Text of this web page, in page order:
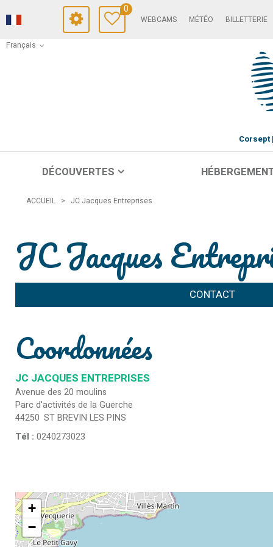
Français
0
WEBCAMS MÉTÉO BILLETTERIE
Corsept
DÉCOUVERTES
ACCUEIL > JC Jacques Entreprises
JC Jacques
CONTACT
Coordonnées
JC JACQUES ENTREPRISES
Avenue des 20 moulins
Parc d'activités de la Guerche
44250 ST BREVIN LES PINS
Tél : 0240273023
+
−